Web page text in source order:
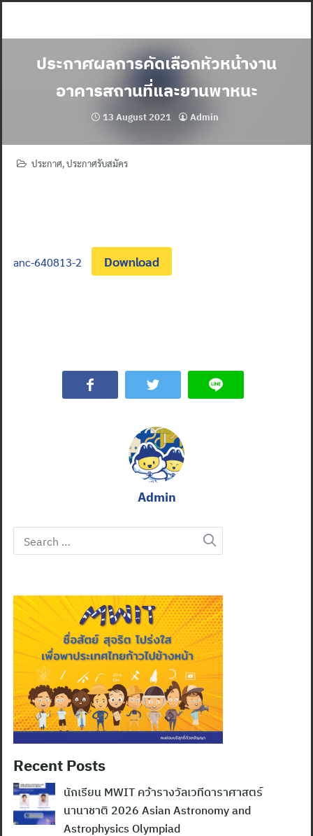
ประกาศผลการคัดเลือกหัวหน้างาน
อาคารสถานที่และยานพาหนะ
13 August 2021 Admin
ประกาศ,ประกาศรับสมัคร
anc-640813-2 Download
Admin
Search
for:
Recent Posts
นักเรียน MWIT คว้ารางวัลเวทีดาราศาสตร์
นานาชาติ 2026 Asian Astronomy and
Astrophysics Olympiad